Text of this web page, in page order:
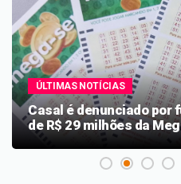
ÚLTIMAS NOTÍCIAS
Casal é denunciado por
de R$ 29 milhões da